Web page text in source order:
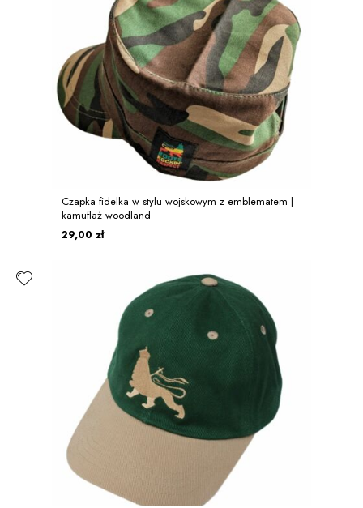
Czapka fidelka w stylu wojskowym z emblematem |
kamuflaż woodland
29,00 zł